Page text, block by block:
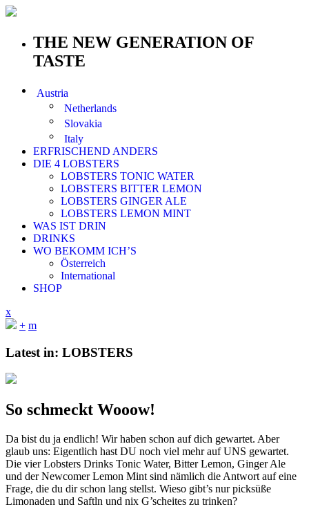
THE NEW GENERATION OF
TASTE
Austria
Netherlands
Slovakia
Italy
ERFRISCHEND ANDERS
DIE 4 LOBSTERS
LOBSTERS TONIC WATER
LOBSTERS BITTER LEMON
LOBSTERS GINGER ALE
LOBSTERS LEMON MINT
WAS IST DRIN
DRINKS
WO BEKOMM ICH’S
Österreich
International
SHOP
x
+ m
Latest in: LOBSTERS
So schmeckt Wooow!
Da bist du ja endlich! Wir haben schon auf dich gewartet. Aber
glaub uns: Eigentlich hast DU noch viel mehr auf UNS gewartet.
Die vier Lobsters Drinks Tonic Water, Bitter Lemon, Ginger Ale
und der Newcomer Lemon Mint sind nämlich die Antwort auf eine
Frage, die du dir schon lang stellst. Wieso gibt’s nur picksüße
Limonaden und Saftln und nix G’scheites zu trinken?